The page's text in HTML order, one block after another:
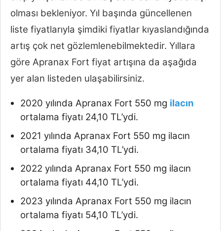
olması bekleniyor. Yıl başında güncellenen
liste fiyatlarıyla şimdiki fiyatlar kıyaslandığında
artış çok net gözlemlenebilmektedir. Yıllara
göre Apranax Fort fiyat artışına da aşağıda
yer alan listeden ulaşabilirsiniz.
2020 yılında Apranax Fort 550 mg ilacın
ortalama fiyatı 24,10 TL’ydi.
2021 yılında Apranax Fort 550 mg ilacın
ortalama fiyatı 34,10 TL’ydi.
2022 yılında Apranax Fort 550 mg ilacın
ortalama fiyatı 44,10 TL’ydi.
2023 yılında Apranax Fort 550 mg ilacın
ortalama fiyatı 54,10 TL’ydi.